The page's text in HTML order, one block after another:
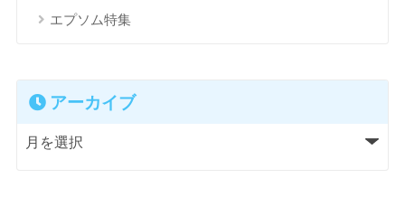
エプソム特集
アーカイブ